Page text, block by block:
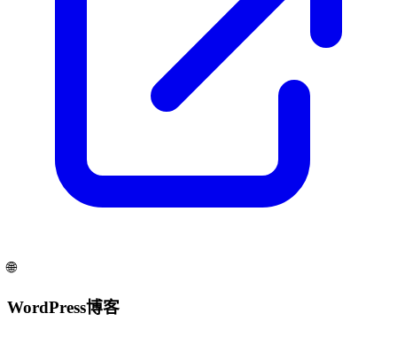
🌐
WordPress博客